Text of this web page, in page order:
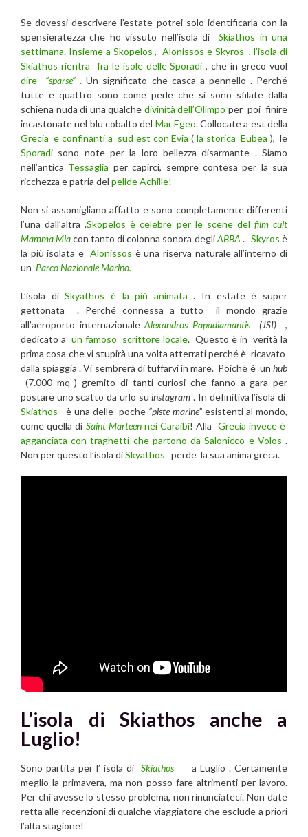
Se dovessi descrivere l’estate potrei solo identificarla con la
spensieratezza che ho vissuto nell’isola diSkiathos in una
settimana. Insieme a Skopelos , Alonissos e Skyros , l’isola di
Skiathos rientra fra le isole delle Sporadi , che in greco vuol
dire
“sparse” . Un significato che casca a pennello . Perché
tutte e quattro sono come perle che si sono sfilate dalla
schiena nuda di una qualche divinità dell’Olimpo per poi finire
incastonate nel blu cobalto del Mar Egeo. Collocate a est della
Grecia e confinanti a sud est con Evia ( la storica Eubea ), le
Sporadi sono note per la loro bellezza disarmante . Siamo
nell’antica Tessaglia per capirci, sempre contesa per la sua
ricchezza e patria del pelide Achille!
Non si assomigliano affatto e sono completamente differenti
l’una dall’altra .Skopelos è celebre per le scene del film cult
Mamma Miacon tanto di colonna sonora degliABBA . Skyros è
la più isolata eAlonissos è una riserva naturale all’interno di
un Parco Nazionale Marino.
L’isola diSkyathos è la più animata . In estate è super
gettonata . Perché connessa a tutto il mondo grazie
all’aeroporto internazionaleAlexandros Papadiamantis (JSI)
,
dedicato a un famoso scrittore locale. Questo è in verità la
prima cosa che vi stupirà una volta atterrati perché è ricavato
dalla spiaggia . Vi sembrerà di tuffarvi in mare. Poiché è un hub
(7.000 mq ) gremito di tanti curiosi che fanno a gara per
postare uno scatto da urlo suinstagram. In definitiva l’isola di
Skiathos
è una delle poche “piste marine” esistenti al mondo,
come quella di Saint Marteen neiCaraibi! Alla Grecia invece è
agganciata con traghetti che partono da Salonicco e Volos .
Non per questo l’isola diSkyathos perde la sua anima greca.
L’isola di Skiathos anche a
Luglio!
Sono partita per l’ isola diSkiathos
a Luglio . Certamente
meglio la primavera, ma non posso fare altrimenti per lavoro.
Per chi avesse lo stesso problema, non rinunciateci. Non date
retta alle recenzioni di qualche viaggiatore che esclude a priori
l’alta stagione!